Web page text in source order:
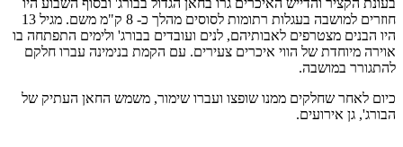
חוזרים למושבה בעגלות רתומות לסוסים מהלך כ- 8 ק"מ משם. מגיל 13
היו הבנים מצטרפים לאבותיהם, לנים ועובדים בבורג' ולימים התפתחה בו
אוירה מיוחדת של הווי איכרים צעירים. עם הקמת בנימינה עברו חלקם
להתגורר במושבה.
כיום לאחר שחלקים ממנו שופצו ועברו שימור, משמש החאן העתיק של
הבורג', גן אירועים.